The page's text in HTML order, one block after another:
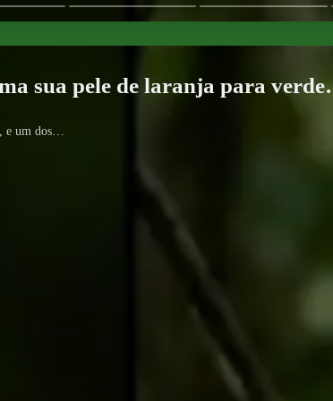
sua pele de laranja para
e um dos…